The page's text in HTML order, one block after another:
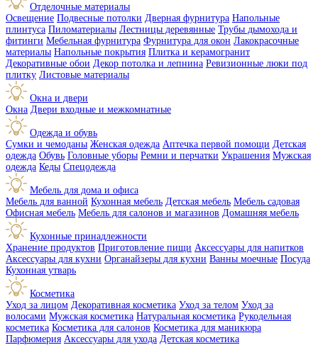
Отделочные материалы
Освещение Подвесные потолки Дверная фурнитура Напольные
плинтуса Пиломатериалы Лестницы деревянные Трубы дымохода и
фитинги Мебельная фурнитура Фурнитура для окон Лакокрасочные
материалы Напольные покрытия Плитка и керамогранит
Декоративные обои Декор потолка и лепнина Ревизионные люки под
плитку Листовые материалы
Окна и двери
Окна Двери входные и межкомнатные
Одежда и обувь
Сумки и чемоданы Женская одежда Аптечка первой помощи Детская
одежда Обувь Головные уборы Ремни и перчатки Украшения Мужская
одежда Кеды Спецодежда
Мебель для дома и офиса
Мебель для ванной Кухонная мебель Детская мебель Мебель садовая
Офисная мебель Мебель для салонов и магазинов Домашняя мебель
Кухонные принадлежности
Хранение продуктов Приготовление пищи Аксессуары для напитков
Аксессуары для кухни Органайзеры для кухни Ванны моечные Посуда
Кухонная утварь
Косметика
Уход за лицом Декоративная косметика Уход за телом Уход за
волосами Мужская косметика Натуральная косметика Рукодельная
косметика Косметика для салонов Косметика для маникюра
Парфюмерия Аксессуары для ухода Детская косметика